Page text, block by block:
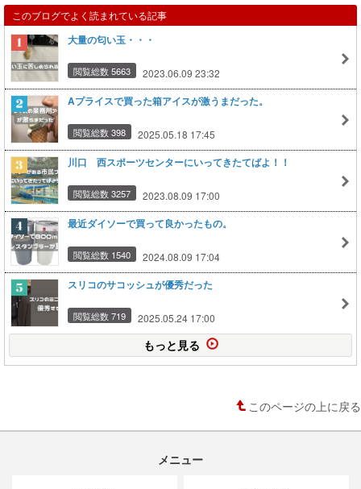
このブログでよく読まれている記事
大量の匂い玉・・・
閲覧総数 5663 2023.06.09 23:32
Aプライスで買った箱アイスが激うまだった。
閲覧総数 398 2025.05.18 17:45
川口 西スポーツセンターにいってきたてばよ！！
閲覧総数 3257 2023.08.09 17:00
最近ダイソーで買って良かったもの。
閲覧総数 1540 2024.08.09 17:04
スリコのサコッシュが優秀だった
閲覧総数 719 2025.05.24 17:00
もっと見る
このページの上に戻る
メニュー